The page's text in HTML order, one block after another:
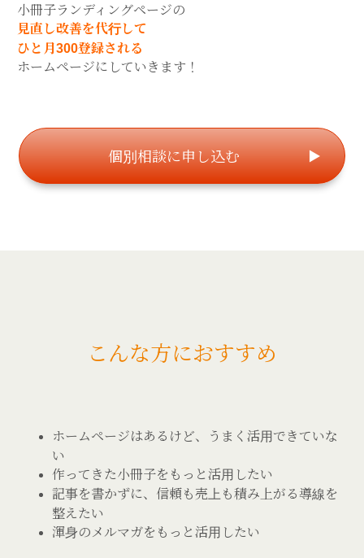
小冊子ランディングページの
見直し改善を代行して
ひと月300登録される
ホームページにしていきます！
個別相談に申し込む
こんな方におすすめ
ホームページはあるけど、うまく活用できていな
い
作ってきた小冊子をもっと活用したい
記事を書かずに、信頼も売上も積み上がる導線を
整えたい
渾身のメルマガをもっと活用したい